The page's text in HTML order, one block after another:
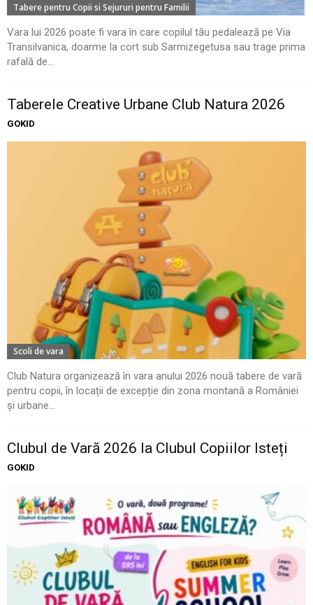
Tabere pentru Copii si Sejururi pentru Familii
Vara lui 2026 poate fi vara în care copilul tău pedalează pe Via
Transilvanica, doarme la cort sub Sarmizegetusa sau trage prima
rafală de...
Taberele Creative Urbane Club Natura 2026
GOKID
Scoli de vara
Club Natura organizează în vara anului 2026 nouă tabere de vară
pentru copii, în locații de excepție din zona montană a României
și urbane...
Clubul de Vară 2026 la Clubul Copiilor Isteți
GOKID